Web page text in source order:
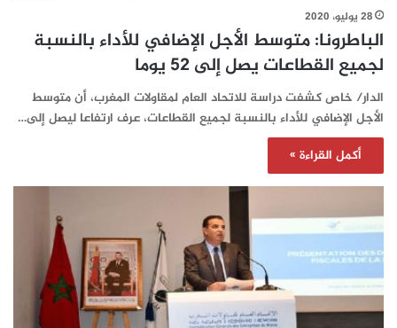
28 يوليو، 2020
الباطرونا: متوسط الأجل الإضافي للأداء بالنسبة
لجمیع القطاعات يصل إلى 52 یوما
الدار/ خاص كشفت دراسة للاتحاد العام لمقاولات المغرب، أن متوسط
الأجل الإضافي للأداء بالنسبة لجمیع القطاعات، عرف ارتفاعا ليصل إلى…
أكمل القراءة »